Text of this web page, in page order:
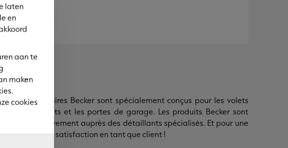
tubulaires Becker sont spécialement conçus pour les volets
les auvents et les portes de garage. Les produits Becker sont
exclusivement auprès des détaillants spécialisés. Et pour une
raison : votre satisfaction en tant que client !
laten
en
aan te
maken
cookies